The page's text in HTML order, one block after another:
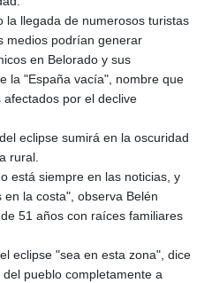
la llegada de numerosos turistas
medios podrían generar
en Belorado y sus
la "España vacía", nombre que
por el declive
eclipse sumirá en la oscuridad
rural.
está siempre en las noticias, y
la costa", observa Belén
51 años con raíces familiares
eclipse "sea en esta zona", dice
pueblo completamente a